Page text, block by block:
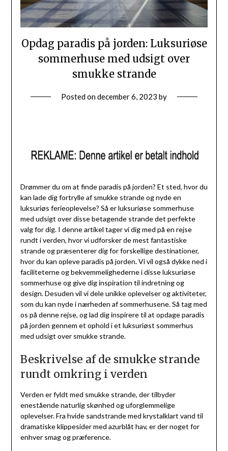
Opdag paradis på jorden: Luksuriøse
sommerhuse med udsigt over
smukke strande
Posted ondecember 6, 2023 by
Drømmer du om at finde paradis på jorden? Et sted, hvor du
kan lade dig fortrylle af smukke strande og nyde en
luksuriøs ferieoplevelse? Så er luksuriøse sommerhuse
med udsigt over disse betagende strande det perfekte
valg for dig. I denne artikel tager vi dig med på en rejse
rundt i verden, hvor vi udforsker de mest fantastiske
strande og præsenterer dig for forskellige destinationer,
hvor du kan opleve paradis på jorden. Vi vil også dykke ned i
faciliteterne og bekvemmelighederne i disse luksuriøse
sommerhuse og give dig inspiration til indretning og
design. Desuden vil vi dele unikke oplevelser og aktiviteter,
som du kan nyde i nærheden af sommerhusene. Så tag med
os på denne rejse, og lad dig inspirere til at opdage paradis
på jorden gennem et ophold i et luksuriøst sommerhus
med udsigt over smukke strande.
Beskrivelse af de smukke strande
rundt omkring i verden
Verden er fyldt med smukke strande, der tilbyder
enestående naturlig skønhed og uforglemmelige
oplevelser. Fra hvide sandstrande med krystalklart vand til
dramatiske klippesider med azurblåt hav, er der noget for
enhver smag og præference.